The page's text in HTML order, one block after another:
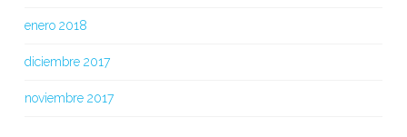
enero 2018
diciembre 2017
noviembre 2017